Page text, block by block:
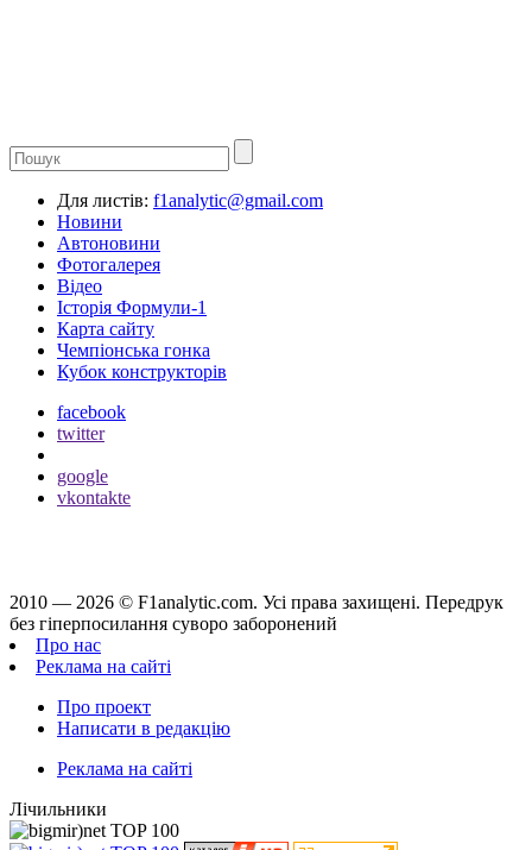
Для листів: f1analytic@gmail.com
Новини
Автоновини
Фотогалерея
Відео
Історія Формули-1
Карта сайту
Чемпіонська гонка
Кубок конструкторів
facebook
twitter
google
vkontakte
2010 — 2026 © F1analytic.com. Усi права захищенi. Передрук
без гіперпосилання суворо заборонений
Про нас
Реклама на сайті
Про проект
Написати в редакцію
Реклама на сайті
Лічильники